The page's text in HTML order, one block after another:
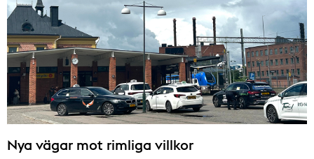
Nya vägar mot rimliga villkor